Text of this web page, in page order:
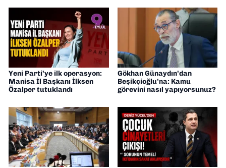
Yeni Parti’ye ilk operasyon:
Manisa İl Başkanı İlksen
Özalper tutuklandı
Gökhan Günaydın’dan
Beşikçioğlu’na: Kamu
görevini nasıl yapıyorsunuz?